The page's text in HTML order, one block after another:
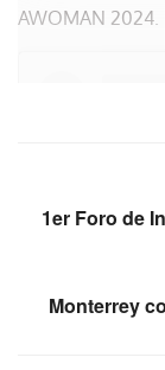
AWOMAN 2024.
1er Foro de
Monterrey